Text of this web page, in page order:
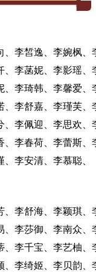
李皙逸、李婉枫、
李菡妮、李影瑶、
李琦韩、李馨爱、
李舒嘉、李瑾芙、
李佩迎、李思欢、
李春荷、李蕾斯、
李安清、李慕聪、
李舒海、李颖琪、
李莎御、李南众、
李千宝、李艺柚、
李绮姬、李贝韵、